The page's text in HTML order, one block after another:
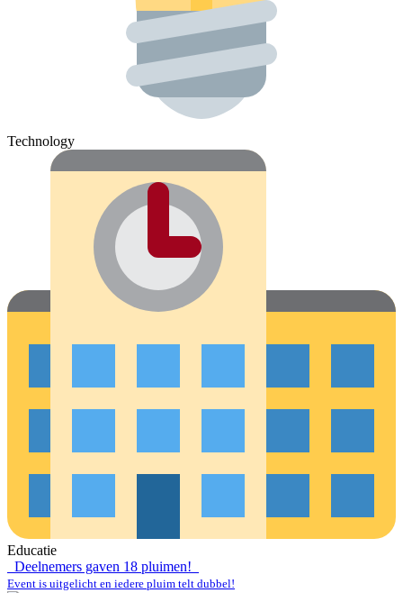
Technology
Educatie
Deelnemers gaven 18 pluimen!
Event is uitgelicht en iedere pluim telt dubbel!